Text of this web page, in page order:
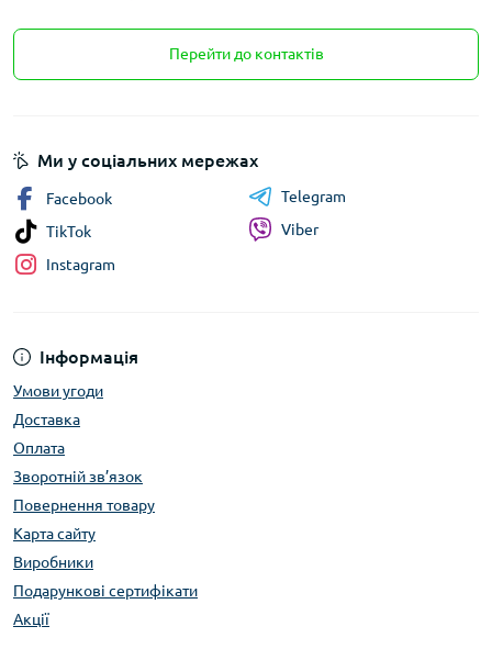
Перейти до контактів
Інформація
Умови угоди
Доставка
Оплата
Зворотній зв’язок
Повернення товару
Карта сайту
Виробники
Подарункові сертифікати
Акції
Ми у соціальних мережах
Facebook
TikTok
Instagram
Telegram
Viber